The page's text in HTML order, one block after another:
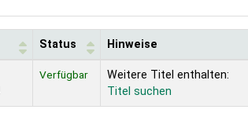
Status Hinweise
Verfügbar
Weitere Titel enthalten:
Titel suchen